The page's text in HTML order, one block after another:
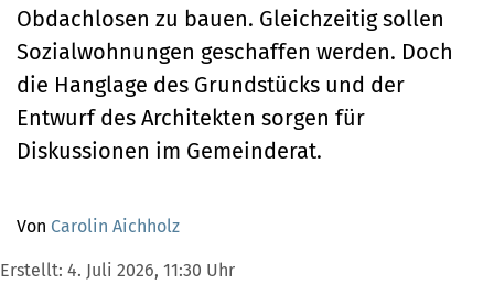
Obdachlosen zu bauen. Gleichzeitig sollen
Sozialwohnungen geschaffen werden. Doch
die Hanglage des Grundstücks und der
Entwurf des Architekten sorgen für
Diskussionen im Gemeinderat.
Von Carolin Aichholz
Erstellt: 4. Juli 2026, 11:30 Uhr